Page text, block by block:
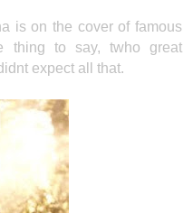
is on the cover of famous
thing to say, twho great
expect all that.